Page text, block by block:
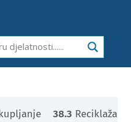
38.3 Reciklaža